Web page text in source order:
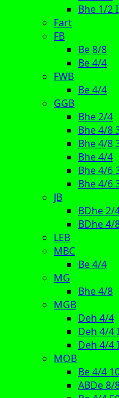
Bhe 1/2
Fart
FB
Be 8/8
Be 4/4
FWB
Be 4/4
GGB
Bhe 2/4
Bhe 4/8
Bhe 4/8
Bhe 4/4
Bhe 4/6
Bhe 4/6
JB
BDhe 2/
BDhe 4/
LEB
MBC
Be 4/4
MG
Bhe 4/8
MGB
Deh 4/4
Deh 4/4 I
Deh 4/4
MOB
Be 4/4
ABDe 8/